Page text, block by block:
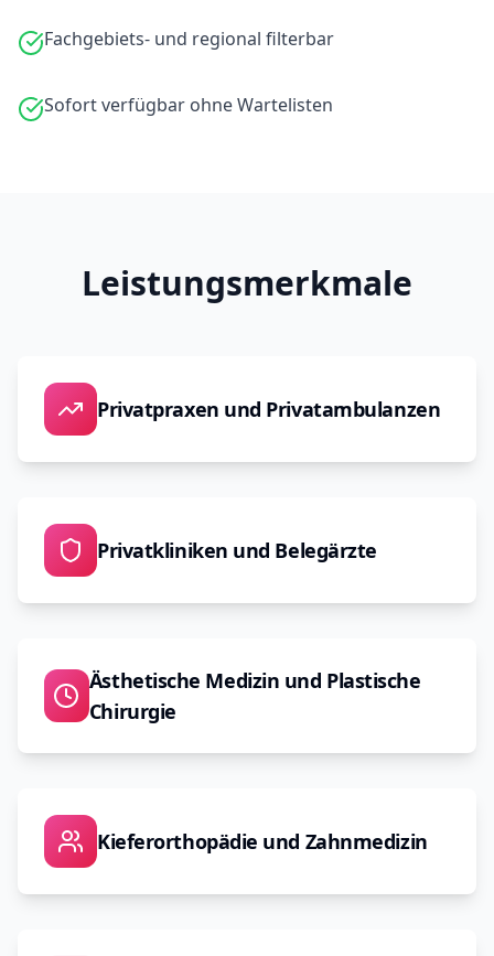
Fachgebiets- und regional filterbar
Sofort verfügbar ohne Wartelisten
Leistungsmerkmale
Privatpraxen und Privatambulanzen
Privatkliniken und Belegärzte
Ästhetische Medizin und Plastische
Chirurgie
Kieferorthopädie und Zahnmedizin